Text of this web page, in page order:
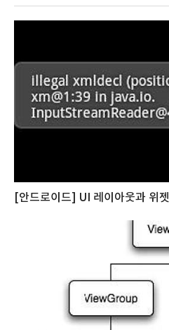
[안드로이드] UI 레이아웃과 위젯